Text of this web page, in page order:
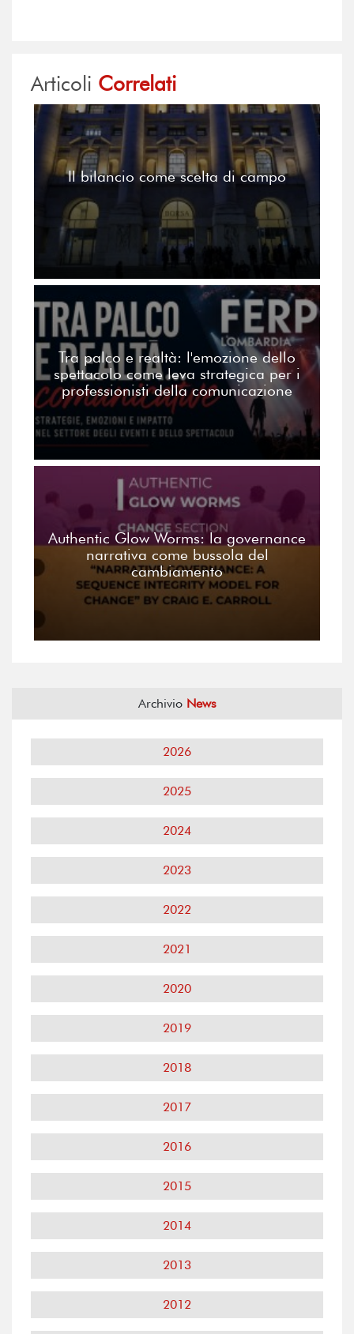
Articoli Correlati
Il bilancio come scelta di campo
Tra palco e realtà: l'emozione dello
spettacolo come leva strategica per i
professionisti della comunicazione
Authentic Glow Worms: la governance
narrativa come bussola del
cambiamento
Archivio News
2026
2025
2024
2023
2022
2021
2020
2019
2018
2017
2016
2015
2014
2013
2012